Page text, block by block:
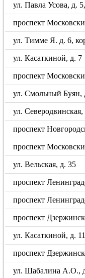
ул. Павла Усова, д.
проспект
ул. Тимме Я. д. 6,
ул. Касаткиной, д. 7
проспект
ул. Смольный Буян,
ул. Северодвинская,
проспект
проспект
ул. Вельская, д. 35
проспект
проспект
проспект
ул. Касаткиной, д. 11
проспект
ул. Шабалина А.О.,